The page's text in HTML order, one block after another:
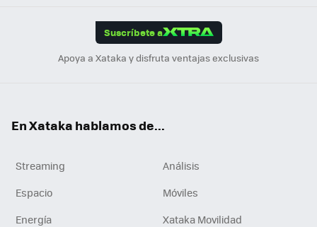
Suscríbete a
Apoya a Xataka y disfruta ventajas exclusivas
En Xataka hablamos de...
Streaming
Análisis
Espacio
Móviles
Energía
Xataka Movilidad